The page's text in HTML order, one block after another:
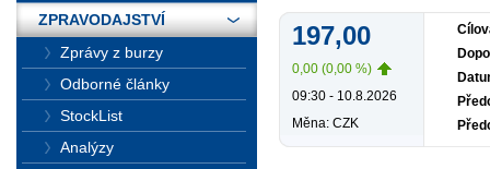
197,00
0,00 (0,00 %)
09:30 - 10.8.2026
Měna: CZK
ZPRAVODAJSTVÍ
Zprávy z burzy
Odborné články
StockList
Analýzy